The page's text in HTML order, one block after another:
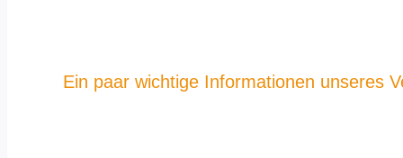
Ein paar wichtige Informationen unseres